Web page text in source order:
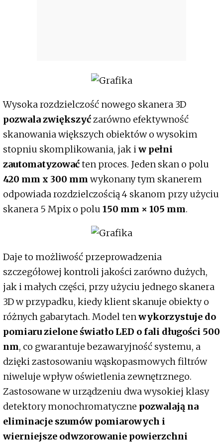
Wysoka rozdzielczość nowego skanera 3D
pozwala zwiększyćzarówno efektywność
skanowania większych obiektów o wysokim
stopniu skomplikowania, jak iw pełni
zautomatyzowaćten proces. Jeden skan o polu
420 mm x 300 mmwykonany tym skanerem
odpowiada rozdzielczością 4 skanom przy użyciu
skanera 5 Mpix o polu 150 mm × 105 mm.
Daje to możliwość przeprowadzenia
szczegółowej kontroli jakości zarówno dużych,
jak i małych części, przy użyciu jednego skanera
3D w przypadku, kiedy klient skanuje obiekty o
różnych gabarytach. Model tenwykorzystuje do
pomiaru zielone światło LED o fali długości 500
nm, co gwarantuje bezawaryjność systemu, a
dzięki zastosowaniu wąskopasmowych filtrów
niweluje wpływ oświetlenia zewnętrznego.
Zastosowane w urządzeniu dwa wysokiej klasy
detektory monochromatyczne pozwalają na
eliminacje szumów pomiarowych i
wierniejsze odwzorowanie powierzchni